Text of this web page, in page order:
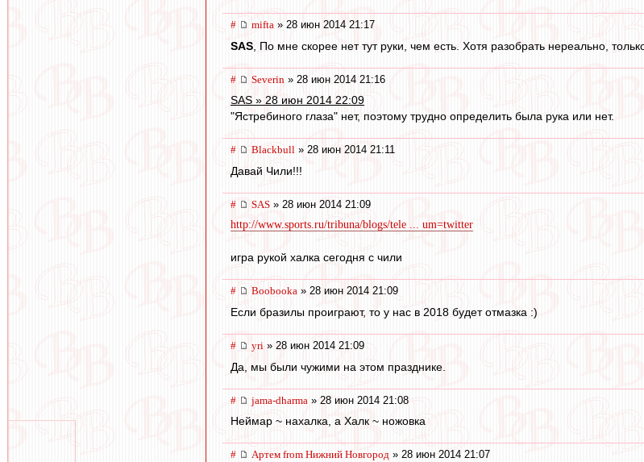
# mifta » 28 июн 2014 21:17
SAS , По мне скорее нет тут руки, чем есть. Хотя разобрать нереально,
# Severin » 28 июн 2014 21:16
SAS » 28 июн 2014 22:09
"Ястребиного глаза" нет, поэтому трудно определить была рука или нет.
# Blackbull » 28 июн 2014 21:11
Давай Чили!!!
# SAS » 28 июн 2014 21:09
http://www.sports.ru/tribuna/blogs/tele ... um=twitter
игра рукой халка сегодня с чили
# Boobooka » 28 июн 2014 21:09
Если бразилы проиграют, то у нас в 2018 будет отмазка :)
# yri » 28 июн 2014 21:09
Да, мы были чужими на этом празднике.
# jama-dharma » 28 июн 2014 21:08
Неймар ~ нахалка, а Халк ~ ножовка
# Артем from Нижний Новгород » 28 июн 2014 21:07